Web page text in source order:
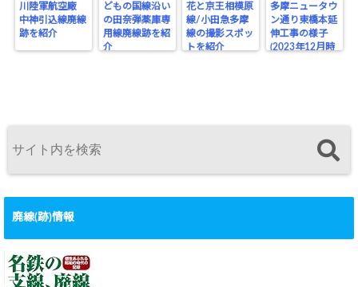
川陸軍航空廠
中神引込線廃線
跡を紹介
どもの国線沿い
の田奈弾薬庫専
用線廃線跡を紹
介
花と京王相模原
線/小田急多摩
線の撮影スポッ
トを紹介
多摩ニュータウ
ン通り東橋本延
伸工事の様子
(2023年12月時
廃線(跡)情報